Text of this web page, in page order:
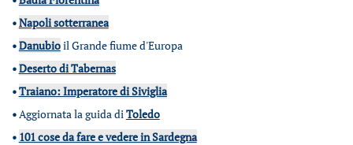
•Napoli sotterranea
•Danubioil Grande fiume d'Europa
•Deserto di Tabernas
•Traiano: Imperatore di Siviglia
•Aggiornata la guida diToledo
• 101 cose da fare e vedere in Sardegna